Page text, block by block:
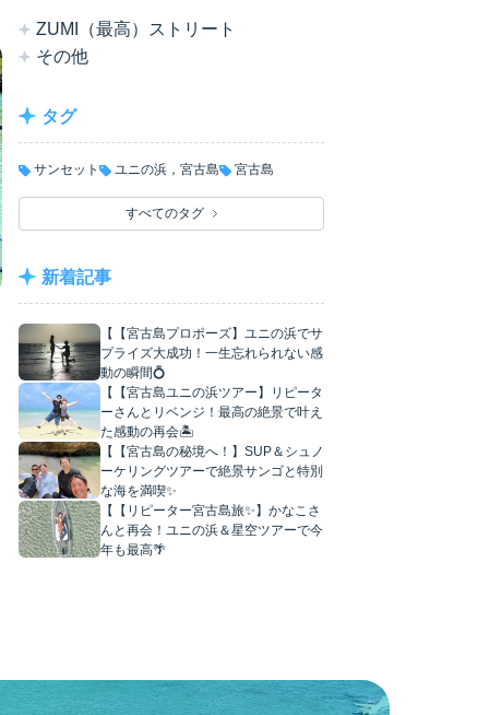
ZUMI（最高）ストリート
その他
タグ
サンセット ユニの浜，宮古島 宮古島
すべてのタグ
新着記事
【【宮古島プロポーズ】ユニの浜でサ
プライズ大成功！一生忘れられない感
動の瞬間💍
【【宮古島ユニの浜ツアー】リピータ
ーさんとリベンジ！最高の絶景で叶え
た感動の再会🏝️
【【宮古島の秘境へ！】SUP＆シュノ
ーケリングツアーで絶景サンゴと特別
な海を満喫✨
【【リピーター宮古島旅✨】かなこさ
んと再会！ユニの浜＆星空ツアーで今
年も最高🌴